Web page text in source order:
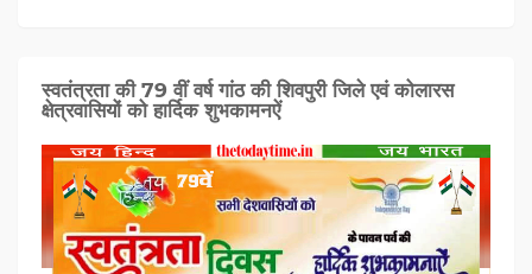
स्वतंत्रता की 79 वीं वर्ष गांठ की शिवपुरी जिले एवं कोलारस
क्षेत्रवासियों को हार्दिक शुभकामनऐं